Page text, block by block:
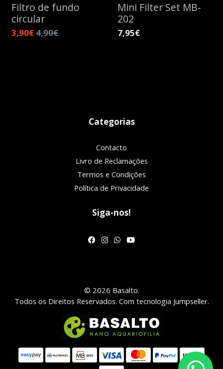
Filtro de fundo
circular
3,90€4,90€
Mini Filter Set MB-
202
7,95€
Categorias
Contacto
Livro de Reclamações
Termos e Condições
Política de Privacidade
Siga-nos!
© 2026 Basalto.
Todos os Direitos Reservados. Com tecnologia Jumpseller.